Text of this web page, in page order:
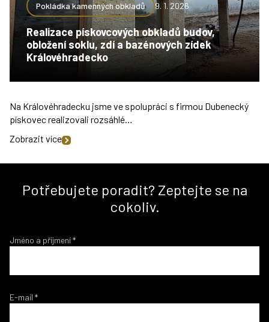
Pokládka kamenných obkladů 9. 1. 2026
Realizace pískovcových obkladů budov,
obložení soklu, zdí a bazénových zídek
Královéhradecko
Na Královéhradecku jsme ve spolupráci s firmou Dubenecký
pískovec realizovali rozsáhlé…
Zobrazit více
Potřebujete poradit? Zeptejte se na
cokoliv.
Jméno a příjmení*
E-mail *